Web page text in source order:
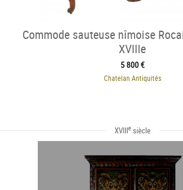
Commode sauteuse nîmoise
XVIIIe
5 800 €
Chatelan Antiquités
XVIIIesiècle